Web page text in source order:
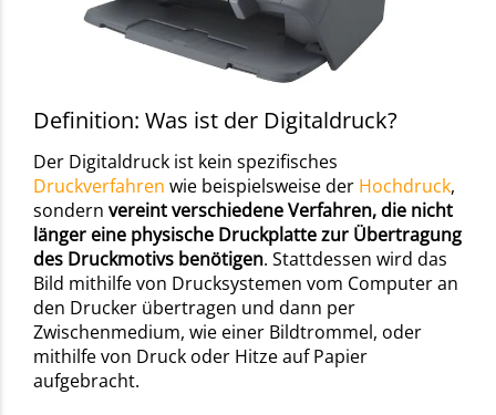
Definition: Was ist der Digitaldruck?
Der Digitaldruck ist kein spezifisches
Druckverfahren wie beispielsweise der Hochdruck,
sondern vereint verschiedene Verfahren, die nicht
länger eine physische Druckplatte zur Übertragung
des Druckmotivs benötigen. Stattdessen wird das
Bild mithilfe von Drucksystemen vom Computer an
den Drucker übertragen und dann per
Zwischenmedium, wie einer Bildtrommel, oder
mithilfe von Druck oder Hitze auf Papier
aufgebracht.